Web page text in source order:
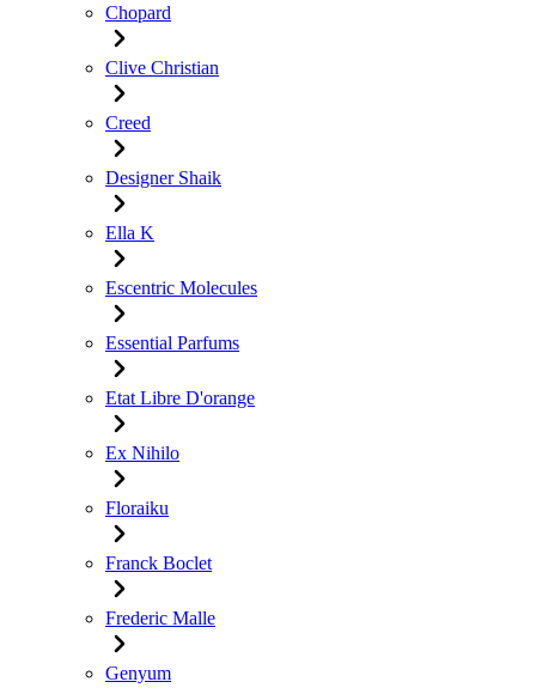
Chopard
Clive Christian
Creed
Designer Shaik
Ella K
Escentric Molecules
Essential Parfums
Etat Libre D'orange
Ex Nihilo
Floraiku
Franck Boclet
Frederic Malle
Genyum